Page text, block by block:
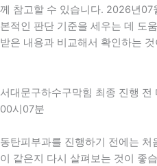
께 참고할 수 있습니다. 2026년
본적인 판단 기준을 세우는 데 도
받은 내용과 비교해서 확인하는
서대문구하수구막힘 최종 진행
00시07분
동탄피부과를 진행하기 전에는
이 같은지 다시 살펴보는 것이 좋